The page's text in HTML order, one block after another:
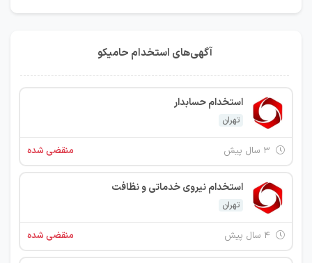
آگهی‌های استخدام حامیکو
استخدام حسابدار
تهران
منقضی شده
استخدام نیروی خدماتی و نظافت
تهران
منقضی شده